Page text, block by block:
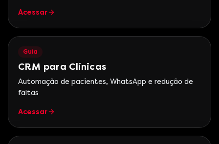
Acessar
Guia
CRM para Clínicas
Automação de pacientes, WhatsApp e redução de
faltas
Acessar